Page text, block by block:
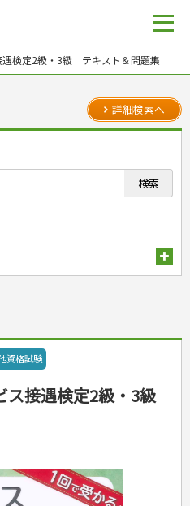
遇検定2級・3級 テキスト＆問題集
詳細検索へ
シピ
資格試験
ス接遇検定2級・3級